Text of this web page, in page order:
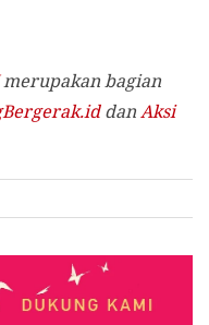
merupakan bagian
danAksi